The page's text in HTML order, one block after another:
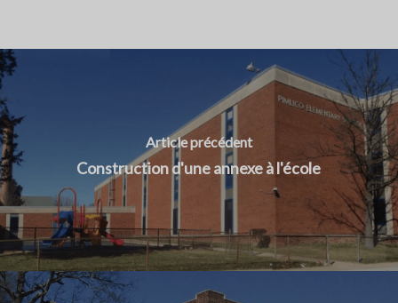
Article précédent
Construction d'une annexe à l'école